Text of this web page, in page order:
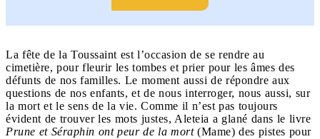
La fête de la Toussaint est l’occasion de se rendre au
cimetière, pour fleurir les tombes et prier pour les âmes des
défunts de nos familles. Le moment aussi de répondre aux
questions de nos enfants, et de nous interroger, nous aussi, sur
la mort et le sens de la vie. Comme il n’est pas toujours
évident de trouver les mots justes, Aleteia a glané dans le livre
Prune et Séraphin ont peur de la mort(Mame) des pistes pour